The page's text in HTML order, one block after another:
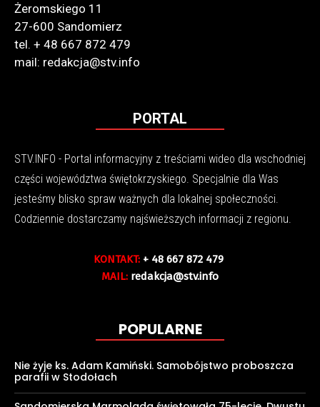
Żeromskiego 11
27-600 Sandomierz
tel. + 48 667 872 479
mail: redakcja@stv.info
PORTAL
STV.INFO - Portal informacyjny z treściami wideo dla wschodniej
części województwa świętokrzyskiego. Specjalnie dla Was
jesteśmy blisko spraw ważnych dla lokalnej społeczności.
Codziennie dostarczamy najświeższych informacji z regionu.
KONTAKT: + 48 667 872 479
MAIL: redakcja@stv.info
POPULARNE
Nie żyje ks. Adam Kamiński. Samobójstwo proboszcza
parafii w Stodołach